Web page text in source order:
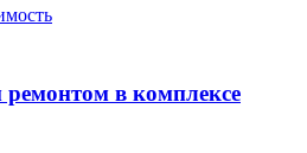
в комплексе